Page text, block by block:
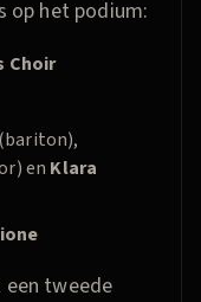
op het podium:
Choir
en Klara
een tweede